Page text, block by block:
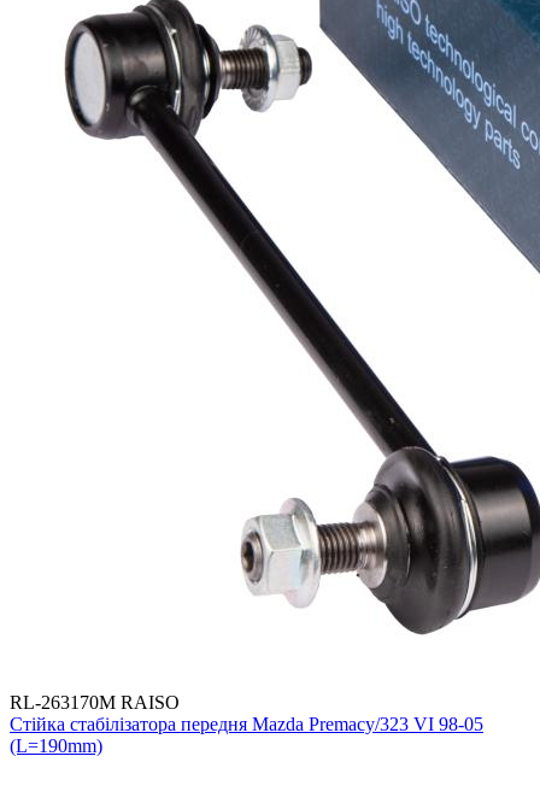
RL-263170M RAISO
Стійка стабілізатора передня Mazda Premacy/323 VI 98-05
(L=190mm)